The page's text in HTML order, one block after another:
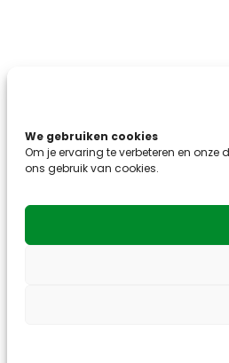
We gebruiken cookies
Om je ervaring te verbeteren en
ons gebruik van cookies.